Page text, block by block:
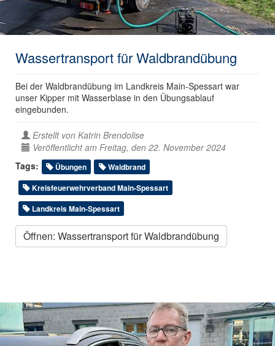
Wassertransport für Waldbrandübung
Bei der Waldbrandübung im Landkreis Main-Spessart war
unser Kipper mit Wasserblase in den Übungsablauf
eingebunden.
Erstellt von Katrin Brendolise
Veröffentlicht am Freitag, den 22. November 2024
Tags:
Übungen
Waldbrand
Kreisfeuerwehrverband Main-Spessart
Landkreis Main-Spessart
Öffnen: Wassertransport für Waldbrandübung